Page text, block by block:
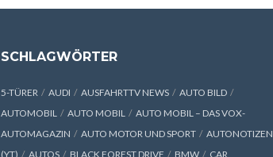
SCHLAGWÖRTER
5-TÜRER AUDI AUSFAHRTTV NEWS
AUTO BILD
AUTOMOBIL
AUTO MOBIL
AUTO MOBIL – DAS VOX-
AUTOMAGAZIN
AUTO MOTOR UND SPORT
AUTONOTIZEN
(YT)
AUTOS BLACK FOREST DRIVE BMW CAR